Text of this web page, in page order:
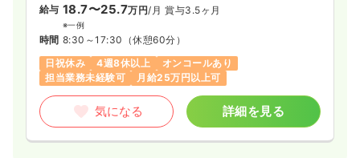
給与 18.7〜25.7万円/月 賞与3.5ヶ月
※一例
時間 8:30～17:30 （休憩60分）
日祝休み
4週8休以上
オンコールあり
担当業務未経験可
月給25万円以上可
気になる 詳細を見る